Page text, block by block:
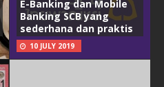
E-Banking dan Mobile
Banking SCB yang
sederhana dan praktis
10 JULY 2019